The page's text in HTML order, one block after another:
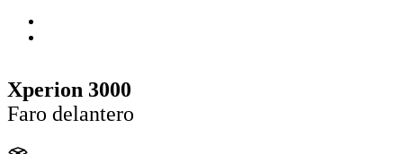
Xperion 3000
Faro delantero